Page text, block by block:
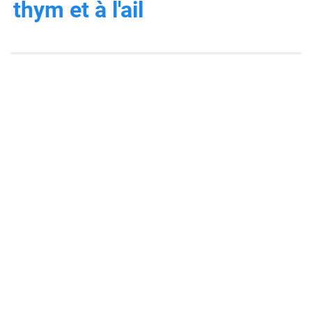
thym et à l'ail